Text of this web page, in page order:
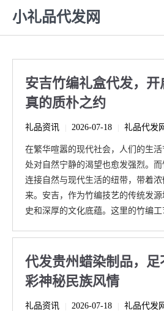
小礼品代发网
安吉竹编礼盒代发，
真的质朴之约
礼品资讯 2026-07-18 礼品代发
在繁华喧嚣的现代社会，人们的生
处对自然宁静的渴望也愈发强烈。
连接自然与现代生活的纽带，带着
来。安吉，作为竹编技艺的传统发
史和深厚的文化底蕴。这里的竹编
代发贵州蜡染制品，
彩神秘民族风情
礼品资讯 2026-07-18 礼品代发